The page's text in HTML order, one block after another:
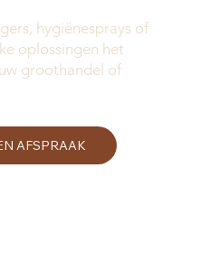
hygiënesprays of
oplossingen het
groothandel of
AFSPRAAK